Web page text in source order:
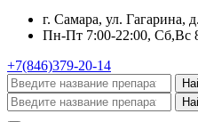
г. Самара, ул. Гагарина,
Пн-Пт 7:00-22:00, Сб,Вс
+7(846)379-20-14